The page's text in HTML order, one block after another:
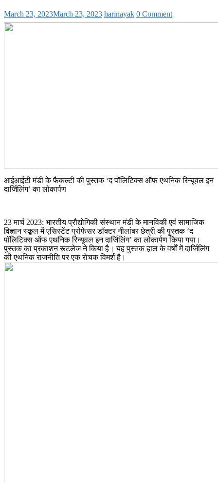
March 23, 2023March 23, 2023 harinayak 0 Comment
आईआईटी मंडी के फैकल्टी की पुस्तक ‘द पॉलिटिक्स ऑफ एथनिक रिन्यूवल इन
दार्जिलिंग’ का लोकार्पण
23 मार्च 2023: भारतीय प्रौद्योगिकी संस्थान मंडी के मानविकी एवं सामाजिक
विज्ञान स्कूल में एसिस्टेंट प्रोफेसर डॉक्टर नीलांबर छेत्री की पुस्तक ‘द
पॉलिटिक्स ऑफ एथनिक रिन्यूवल इन दार्जिलिंग’ का लोकार्पण किया गया।
पुस्तक का प्रकाशन रूटलेज ने किया है। यह पुस्तक हाल के वर्षों में दार्जिलिंग
की एथनिक राजनीति पर एक रोचक विमर्श है।